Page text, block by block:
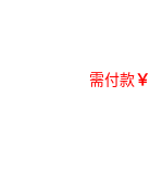
需付款￥